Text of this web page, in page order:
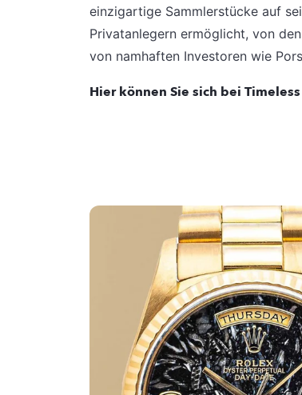
einzigartige Sammlerstücke auf
Privatanlegern ermöglicht, von
von namhaften Investoren wie
Hier können Sie sich bei